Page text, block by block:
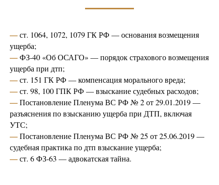
—ст. 1064, 1072, 1079 ГК РФ — основания возмещения
ущерба;
—ФЗ-40 «Об ОСАГО» — порядок страхового возмещения
ущерба при дтп;
—ст. 151 ГК РФ — компенсация морального вреда;
—ст. 98, 100 ГПК РФ — взыскание судебных расходов;
—Постановление Пленума ВС РФ № 2 от 29.01.2019 —
разъяснения по взысканию ущерба при ДТП, включая
УТС;
—Постановление Пленума ВС РФ № 25 от 25.06.2019 —
судебная практика по дтп взыскание ущерба;
—ст. 6 ФЗ-63 — адвокатская тайна.